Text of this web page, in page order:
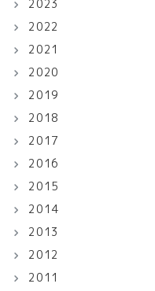
2023
2022
2021
2020
2019
2018
2017
2016
2015
2014
2013
2012
2011